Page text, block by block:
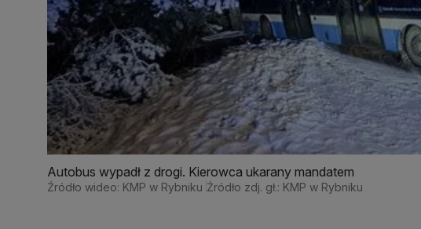
Autobus wypadł z drogi. Kierowca ukarany mandatem
Źródło wideo: KMP w Rybniku Źródło zdj. gł.: KMP w Rybniku